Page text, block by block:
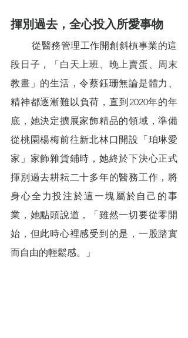
揮別過去，全心投入所愛事物
        從醫務管理工作開創斜槓事業的這
段日子，「白天上班、晚上賣蛋、周末
教畫」的生活，令蔡鈺珊無論是體力、
精神都逐漸難以負荷，直到2020年的年
底，她決定擴展家飾精品的領域，準備
從桃園楊梅前往新北林口開設「珀琳愛
家」家飾雜貨鋪時，她終於下決心正式
揮別過去耕耘二十多年的醫務工作，將
身心全力投注於這一塊屬於自己的事
業，她點頭說道，「雖然一切要從零開
始，但此時心裡感受到的是，一股踏實
而自由的輕鬆感。」